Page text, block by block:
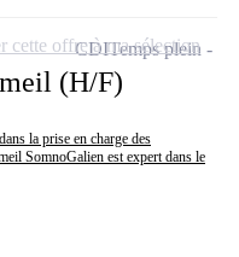
(H/F)
la prise en charge des
SomnoGalien est expert dans le
CDITemps plein
cette offre à ma sélection